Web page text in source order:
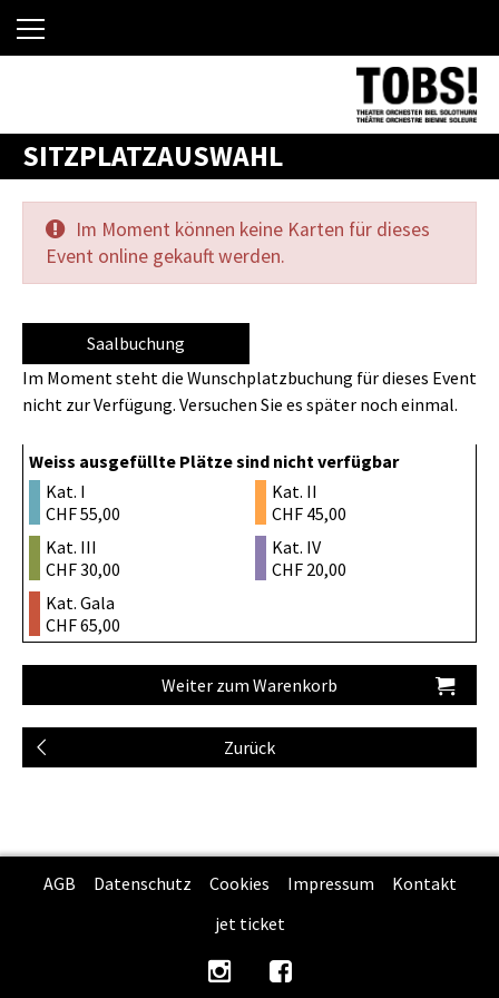
SITZPLATZAUSWAHL
Im Moment können keine Karten für dieses
Event online gekauft werden.
Saalbuchung
Im Moment steht die Wunschplatzbuchung für dieses Event
nicht zur Verfügung. Versuchen Sie es später noch einmal.
Weiss ausgefüllte Plätze sind nicht verfügbar
Kat. I
CHF 55,00
Kat. II
CHF 45,00
Kat. III
CHF 30,00
Kat. IV
CHF 20,00
Kat. Gala
CHF 65,00
AGB Datenschutz Cookies Impressum
Kontakt
jet ticket